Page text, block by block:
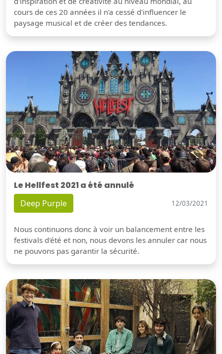
cours de ces 20 années il n'a cessé d'influencer le
paysage musical et de créer des tendances.
Le Hellfest 2021 a été annulé
Deep Purple 12/03/2021
Nous continuons donc à voir un balancement entre les
festivals d'été et non, nous devons les annuler car nous
ne pouvons pas garantir la sécurité.